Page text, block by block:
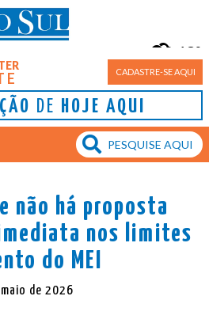
CADASTRE-SE AQUI
DE HOJE AQUI
Porto Alegre
18°
não há proposta
nos limites
do MEI
maio de 2026